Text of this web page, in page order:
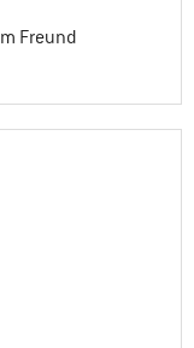
Freund